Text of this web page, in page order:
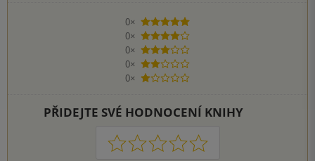
0×
5 hvězdiček
0×
4 hvězdičky
0×
3 hvězdičky
0×
2 hvězdičky
0×
1 hvezdička
PŘIDEJTE SVÉ HODNOCENÍ KNIHY
1 2 3 4 5